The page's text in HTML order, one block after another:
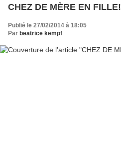
CHEZ DE MÈRE EN FILLE!
Publié le 27/02/2014 à 18:05
Par beatrice kempf